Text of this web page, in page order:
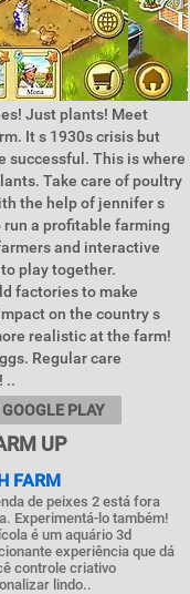
Just plants! Meet
It s 1930s crisis but
successful. This is where
Take care of poultry
the help of jennifer s
run a profitable farming
and interactive
play together.
factories to make
on the country s
realistic at the farm!
Regular care
..
PLAY
UP
FARM
de peixes 2 está fora
Experimentá-lo também!
é um aquário 3d
experiência que dá
controle criativo
lindo..